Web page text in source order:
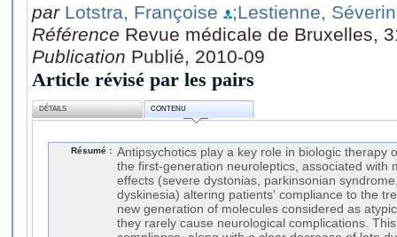
par Lotstra, Françoise
;Lestienne,
Référence Revue médicale de Bruxelles,
Publication Publié, 2010-09
Article révisé par les pairs
DÉTAILS CONTENU
Résumé : Antipsychotics play a key role in biologic therapy
the first-generation neuroleptics, associated with
effects (severe dystonias, parkinsonian
dyskinesia) altering patients' compliance to the
new generation of molecules considered as
they rarely cause neurological complications.